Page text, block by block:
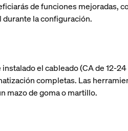
de funciones mejoradas,
la configuración.
el cableado (CA de 12-
completas. Las
mazo de goma o martillo.